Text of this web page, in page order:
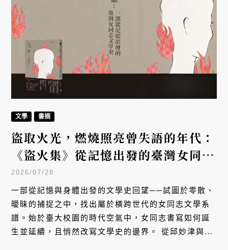
文學 書摘
盜取火光，燃燒照亮曾失語的年代：
《盜火集》從記憶出發的臺灣女同志
文學史
2026/07/28
一部從記憶與身體出發的文學史回望──試圖於零散、
曖昧的捕捉之中，找出屬於橫跨世代的女同志文學系
譜。始於臺大校園的時代空氣中，女同志書寫如何誕
生並延續，且悄然改寫文學史的邊界。 從邱妙津與葉